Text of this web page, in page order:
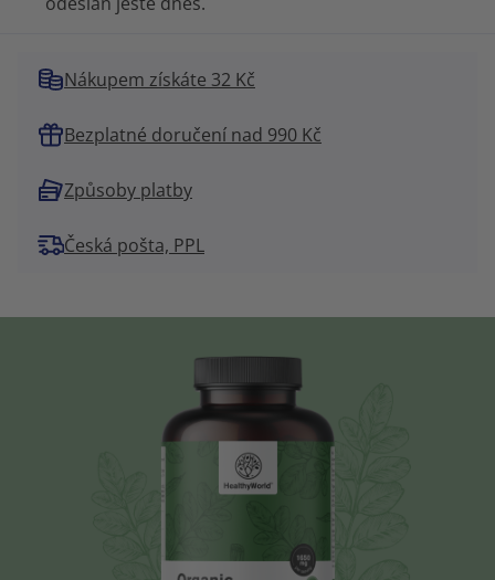
Nákupem získáte 32 Kč
Bezplatné doručení nad 990 Kč
Způsoby platby
Česká pošta, PPL